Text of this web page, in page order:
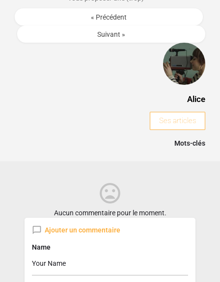
Alice
Ses articles
Mots-clés
« Précédent
Suivant »
Aucun commentaire pour le moment.
Ajouter un commentaire
Name